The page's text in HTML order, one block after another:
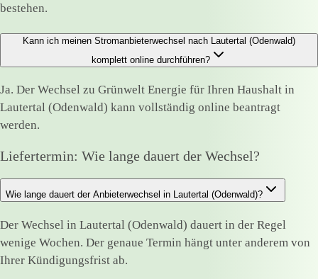
bestehen.
Kann ich meinen Stromanbieterwechsel nach Lautertal (Odenwald)
komplett online durchführen?
Ja. Der Wechsel zu Grünwelt Energie für Ihren Haushalt in
Lautertal (Odenwald) kann vollständig online beantragt
werden.
Liefertermin: Wie lange dauert der Wechsel?
Wie lange dauert der Anbieterwechsel in Lautertal (Odenwald)?
Der Wechsel in Lautertal (Odenwald) dauert in der Regel
wenige Wochen. Der genaue Termin hängt unter anderem von
Ihrer Kündigungsfrist ab.